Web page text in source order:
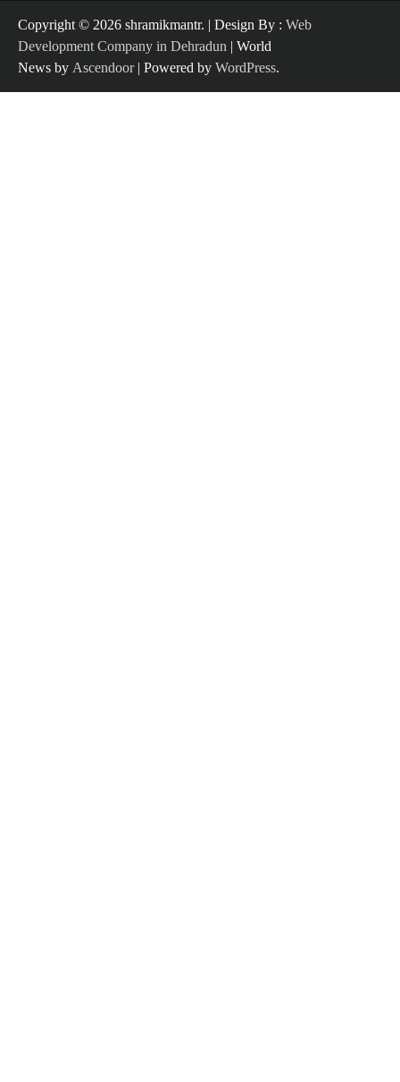
Copyright ©️ 2026 shramikmantr. | Design By : Web
Development Company in Dehradun | World
News by Ascendoor| Powered by WordPress.